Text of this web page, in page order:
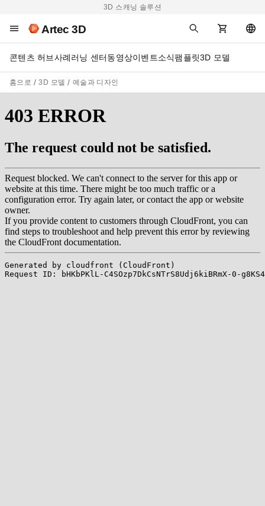
3D 스캐닝 솔루션
Artec 3D
콘텐츠 허브사례러닝 센터동영상이벤트소식팸플릿3D 모델
홈으로 3D 모델 예술과 디자인